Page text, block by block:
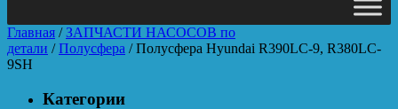
Главная /ЗАПЧАСТИ НАСОСОВ по
детали /Полусфера / Полусфера Hyundai R390LC-9, R380LC-
9SH
Категории